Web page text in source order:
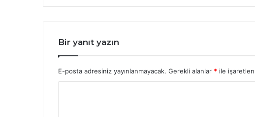
Bir yanıt yazın
E-posta adresiniz yayınlanmayacak. Gerekli alanlar * ile